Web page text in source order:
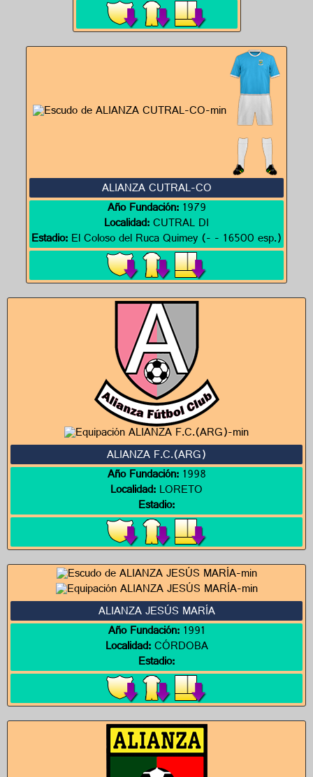
ALIANZA CUTRAL-CO
Año Fundación:1979
Localidad:CUTRAL DI
Estadio:El Coloso del Ruca Quimey (- - 16500 esp.)
ALIANZA F.C.(ARG)
Año Fundación:1998
Localidad:LORETO
Estadio:
ALIANZA JESÚS MARÍA
Año Fundación:1991
Localidad:CÓRDOBA
Estadio: